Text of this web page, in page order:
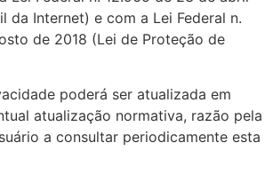
da Internet) e com a Lei Federal n.
de 2018 (Lei de Proteção de
poderá ser atualizada em
atualização normativa, razão pela
a consultar periodicamente esta